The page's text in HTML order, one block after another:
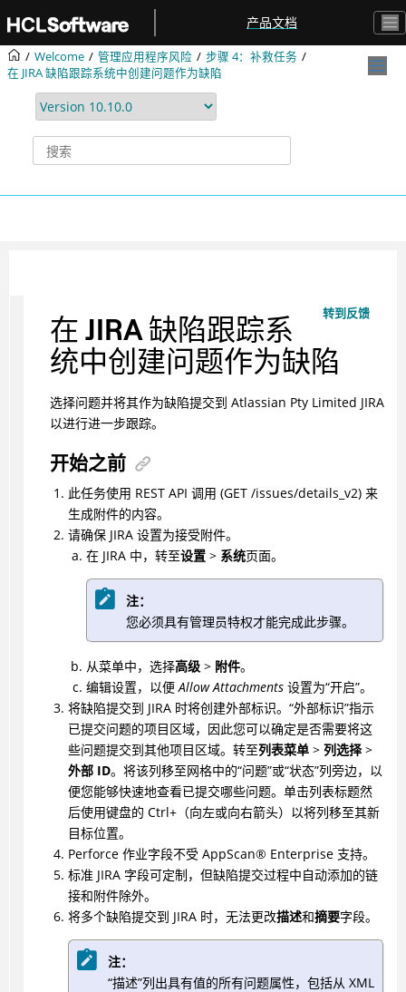
产品文档
Welcome 管理应用程序风险
步骤 4：补救任务
在 JIRA 缺陷跟踪系统中创建问题作为缺陷
转到反馈
在 JIRA 缺陷跟踪系
统中创建问题作为缺陷
选择问题并将其作为缺陷提交到 Atlassian Pty Limited JIRA
以进行进一步跟踪。
开始之前
此任务使用 REST API 调用 (GET /issues/details_v2) 来
生成附件的内容。
请确保 JIRA 设置为接受附件。
在 JIRA 中，转至设置> 系统页面。
注：
您必须具有管理员特权才能完成此步骤。
从菜单中，选择高级> 附件。
编辑设置，以便Allow Attachments设置为“开启”。
将缺陷提交到 JIRA 时将创建外部标识。“外部标识”指示
已提交问题的项目区域，因此您可以确定是否需要将这
些问题提交到其他项目区域。转至列表菜单> 列选择>
外部 ID。将该列移至网格中的“问题”或“状态”列旁边，以
便您能够快速地查看已提交哪些问题。单击列表标题然
后使用键盘的 Ctrl+（向左或向右箭头）以将列移至其新
目标位置。
Perforce 作业字段不受 AppScan® Enterprise 支持。
标准 JIRA 字段可定制，但缺陷提交过程中自动添加的链
接和附件除外。
将多个缺陷提交到 JIRA 时，无法更改描述和摘要字段。
注：
“描述”列出具有值的所有问题属性，包括从 XML